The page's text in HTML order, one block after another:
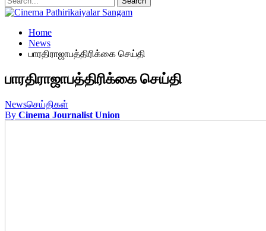
Home
News
பாரதிராஜாபத்திரிக்கை செய்தி
பாரதிராஜாபத்திரிக்கை செய்தி
Newsசெய்திகள்
By Cinema Journalist Union